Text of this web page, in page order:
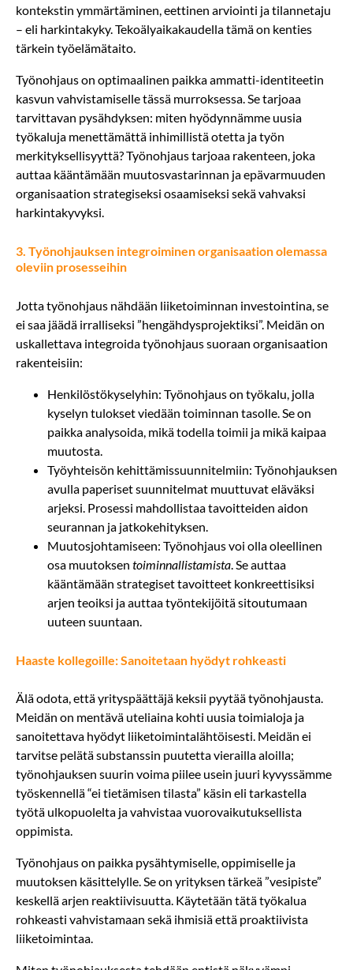
kontekstin ymmärtäminen, eettinen arviointi ja tilannetaju
– eli harkintakyky. Tekoälyaikakaudella tämä on kenties
tärkein työelämätaito.
Työnohjaus on optimaalinen paikka ammatti-identiteetin
kasvun vahvistamiselle tässä murroksessa. Se tarjoaa
tarvittavan pysähdyksen: miten hyödynnämme uusia
työkaluja menettämättä inhimillistä otetta ja työn
merkityksellisyyttä? Työnohjaus tarjoaa rakenteen, joka
auttaa kääntämään muutosvastarinnan ja epävarmuuden
organisaation strategiseksi osaamiseksi sekä vahvaksi
harkintakyvyksi.
3. Työnohjauksen integroiminen organisaation olemassa
oleviin prosesseihin
Jotta työnohjaus nähdään liiketoiminnan investointina, se
ei saa jäädä irralliseksi ”hengähdysprojektiksi”. Meidän on
uskallettava integroida työnohjaus suoraan organisaation
rakenteisiin:
Henkilöstökyselyhin: Työnohjaus on työkalu, jolla
kyselyn tulokset viedään toiminnan tasolle. Se on
paikka analysoida, mikä todella toimii ja mikä kaipaa
muutosta.
Työyhteisön kehittämissuunnitelmiin: Työnohjauksen
avulla paperiset suunnitelmat muuttuvat eläväksi
arjeksi. Prosessi mahdollistaa tavoitteiden aidon
seurannan ja jatkokehityksen.
Muutosjohtamiseen: Työnohjaus voi olla oleellinen
osa muutoksen toiminnallistamista. Se auttaa
kääntämään strategiset tavoitteet konkreettisiksi
arjen teoiksi ja auttaa työntekijöitä sitoutumaan
uuteen suuntaan.
Haaste kollegoille: Sanoitetaan hyödyt rohkeasti
Älä odota, että yrityspäättäjä keksii pyytää työnohjausta.
Meidän on mentävä uteliaina kohti uusia toimialoja ja
sanoitettava hyödyt liiketoimintalähtöisesti. Meidän ei
tarvitse pelätä substanssin puutetta vierailla aloilla;
työnohjauksen suurin voima piilee usein juuri kyvyssämme
työskennellä “ei tietämisen tilasta” käsin eli tarkastella
työtä ulkopuolelta ja vahvistaa vuorovaikutuksellista
oppimista.
Työnohjaus on paikka pysähtymiselle, oppimiselle ja
muutoksen käsittelylle. Se on yrityksen tärkeä ”vesipiste”
keskellä arjen reaktiivisuutta. Käytetään tätä työkalua
rohkeasti vahvistamaan sekä ihmisiä että proaktiivista
liiketoimintaa.